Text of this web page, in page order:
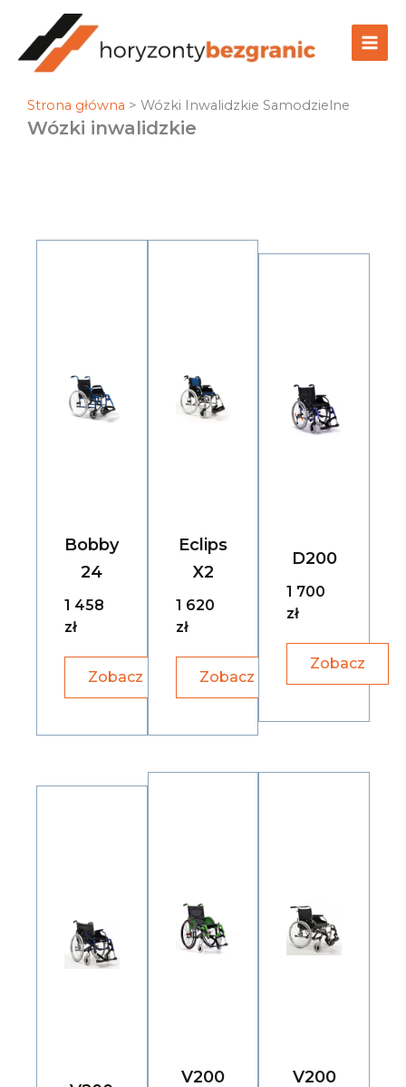
treści
Strona główna > Wózki Inwalidzkie Samodzielne
Wózki inwalidzkie
Bobby
24
1 458
zł
Zobacz
Eclips
X2
1 620
zł
Zobacz
D200
1 700
zł
Zobacz
V200
V200